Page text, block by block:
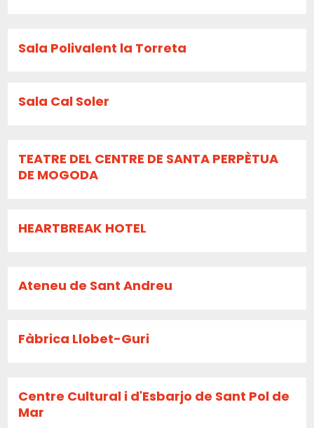
Sala Polivalent la Torreta
Sala Cal Soler
TEATRE DEL CENTRE DE SANTA PERPÈTUA
DE MOGODA
HEARTBREAK HOTEL
Ateneu de Sant Andreu
Fàbrica Llobet-Guri
Centre Cultural i d'Esbarjo de Sant Pol de
Mar